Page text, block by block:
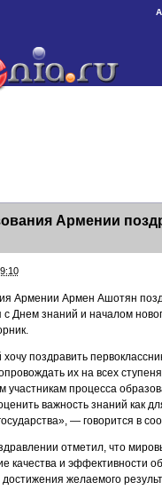
Армении
Армении Армен Ашотян
Днем знаний и началом
поздравить
их на всех
участникам процесса
важность знаний как
— говорится в
отметил, что
качества и эффективности
желаемого